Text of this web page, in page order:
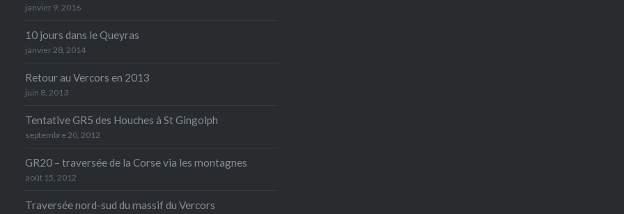
janvier 9, 2016
10 jours dans le Queyras
janvier 28, 2014
Retour au Vercors en 2013
juin 8, 2013
Tentative GR5 des Houches à St Gingolph
septembre 20, 2012
GR20 – traversée de la Corse via les montagnes
août 15, 2012
Traversée nord-sud du massif du Vercors